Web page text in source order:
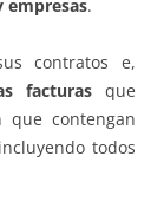
empresas.
contratos e,
facturasque
que contengan
todos